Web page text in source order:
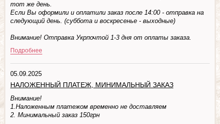
тот же день.
Если Вы оформили и оплатили заказ после 14:00 - отправка на
следующий день. (суббота и воскресенье - выходные)
Внимание! Отправка Укрпочтой 1-3 дня от оплаты заказа.
Подробнее
05.09.2025
НАЛОЖЕННЫЙ ПЛАТЕЖ, МИНИМАЛЬНЫЙ ЗАКАЗ
Внимание!
1.Наложенным платежом временно не доставляем
2. Минимальный заказ 150грн